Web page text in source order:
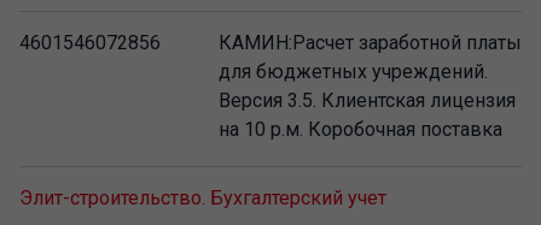
4601546072856
КАМИН:Расчет заработной платы
для бюджетных учреждений.
Версия 3.5. Клиентская лицензия
на 10 р.м. Коробочная поставка
Элит-строительство. Бухгалтерский учет